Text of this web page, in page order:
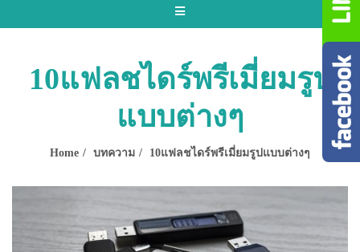
Toggle
10แฟลชไดร์พรีเมี่ยมรูป
แบบต่างๆ
Home บทความ 10แฟลชไดร์พรีเมี่ยมรูปแบบต่างๆ